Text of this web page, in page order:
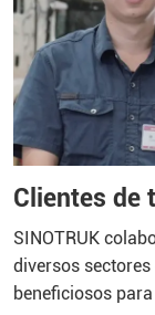
Clientes de
SINOTRUK
diversos
beneficiosos